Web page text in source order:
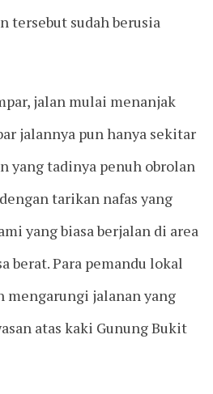
tersebut sudah berusia
jalan mulai menanjak
jalannya pun hanya sekitar
yang tadinya penuh obrolan
tarikan nafas yang
yang biasa berjalan di area
berat. Para pemandu lokal
mengarungi jalanan yang
atas kaki Gunung Bukit